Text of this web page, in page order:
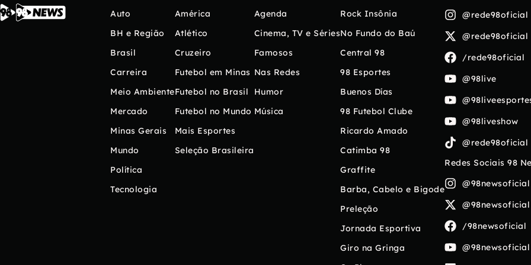
Auto
BH e Região
Brasil
Carreira
Meio Ambiente
Mercado
Minas Gerais
Mundo
Política
Tecnologia
América
Atlético
Cruzeiro
Futebol em Minas
Futebol no Brasil
Futebol no Mundo
Mais Esportes
Seleção Brasileira
Agenda
Cinema, TV e Séries
Famosos
Nas Redes
Humor
Música
Rock Insônia
No Fundo do Baú
Central 98
98 Esportes
Buenos Días
98 Futebol Clube
Ricardo Amado
Catimba 98
Graffite
Barba, Cabelo e Bigode
Preleção
Jornada Esportiva
Giro na Gringa
@rede98oficial
@rede98oficial
/rede98oficial
@98live
@98liveshow
@rede98oficial
Redes Sociais 98
@98newsoficial
@98newsoficial
/98newsoficial
@98newsoficial